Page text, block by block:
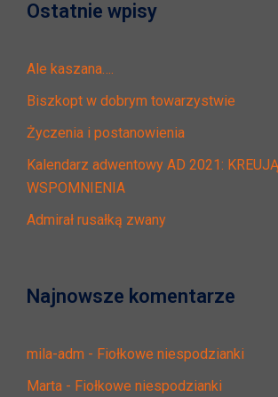
Ostatnie wpisy
Ale kaszana….
Biszkopt w dobrym towarzystwie
Życzenia i postanowienia
Kalendarz adwentowy AD 2021:
WSPOMNIENIA
Admirał rusałką zwany
Najnowsze komentarze
mila-adm - Fiołkowe niespodzianki
Marta - Fiołkowe niespodzianki